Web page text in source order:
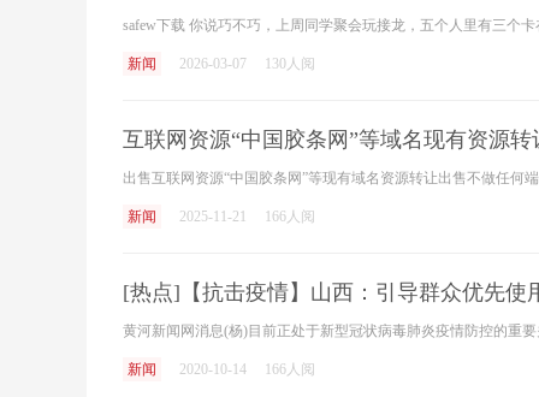
新闻 2026-03-07 130人阅
互联网资源“中国胶条网”等域名现有资源转
新闻 2025-11-21 166人阅
[热点]【抗击疫情】山西：引导群众优先使
新闻 2020-10-14 166人阅